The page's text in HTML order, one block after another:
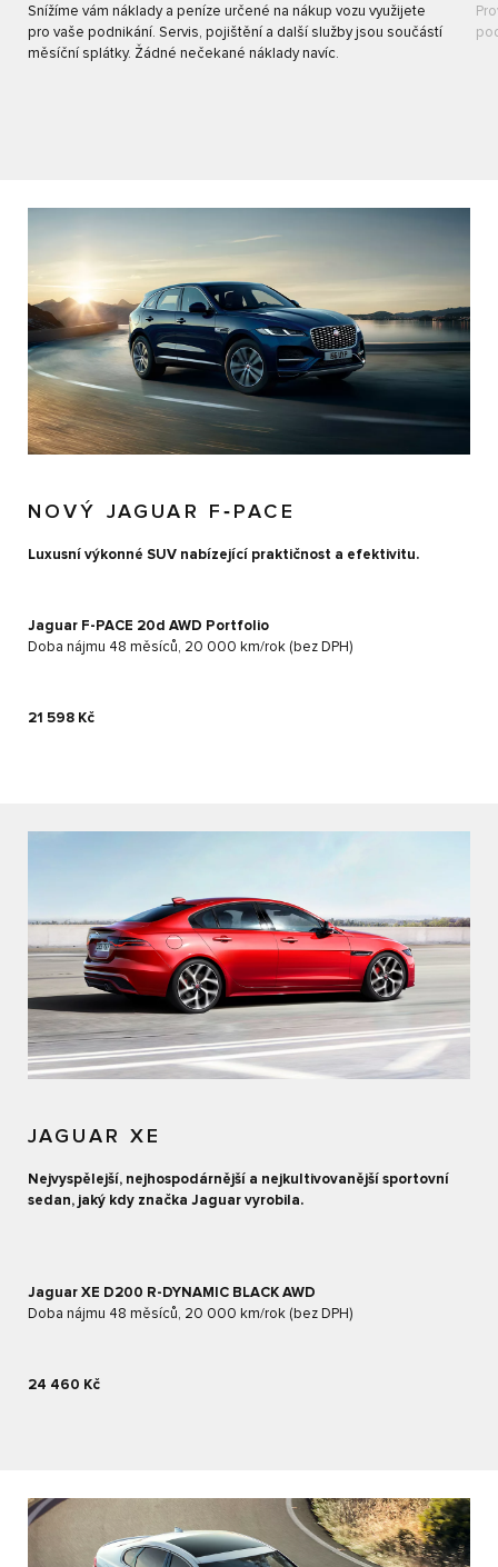
Snížíme vám náklady a peníze určené na nákup vozu využijete
pro vaše podnikání. Servis, pojištění a další služby jsou součástí
měsíční splátky. Žádné nečekané náklady navíc.
NOVÝ JAGUAR F‑PACE
Luxusní výkonné SUV nabízející praktičnost a efektivitu.
Jaguar F-PACE 20d AWD Portfolio
Doba nájmu 48 měsíců, 20 000 km/rok (bez DPH)
21 598 Kč
JAGUAR XE
Nejvyspělejší, nejhospodárnější a nejkultivovanější sportovní
sedan, jaký kdy značka Jaguar vyrobila.
Jaguar XE D200 R-DYNAMIC BLACK AWD
Doba nájmu 48 měsíců, 20 000 km/rok (bez DPH)
24 460 Kč